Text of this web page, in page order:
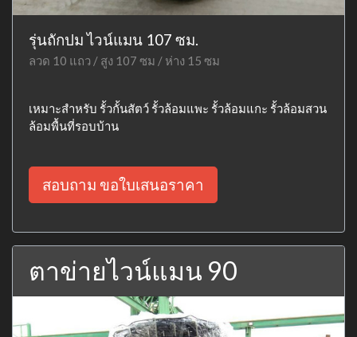
รุ่นถักปม ไวน์แมน 107 ซม.
ลวด 10 แถว / สูง 107 ซม / ห่าง 15 ซม
เหมาะสำหรับ รั้วกั้นสัตว์ รั้วล้อมแพะ รั้วล้อมแกะ รั้วล้อมสวน
ล้อมพื้นที่รอบบ้าน
สอบถาม ขอใบเสนอราคา
ตาข่ายไวน์แมน 90